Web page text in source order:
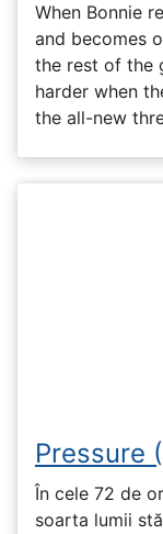
When Bonnie
and becomes
the rest of the
harder when
the all-new
Pressure
În cele 72 de
soarta lumii